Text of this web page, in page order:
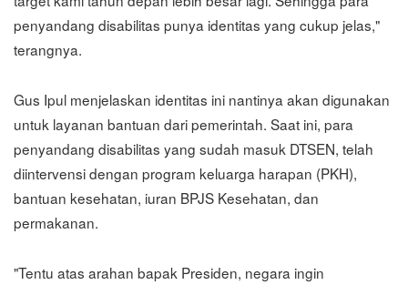
penyandang disabilitas punya identitas yang cukup jelas,"
terangnya.
Gus Ipul menjelaskan identitas ini nantinya akan digunakan
untuk layanan bantuan dari pemerintah. Saat ini, para
penyandang disabilitas yang sudah masuk DTSEN, telah
diintervensi dengan program keluarga harapan (PKH),
bantuan kesehatan, iuran BPJS Kesehatan, dan
permakanan.
"Tentu atas arahan bapak Presiden, negara ingin